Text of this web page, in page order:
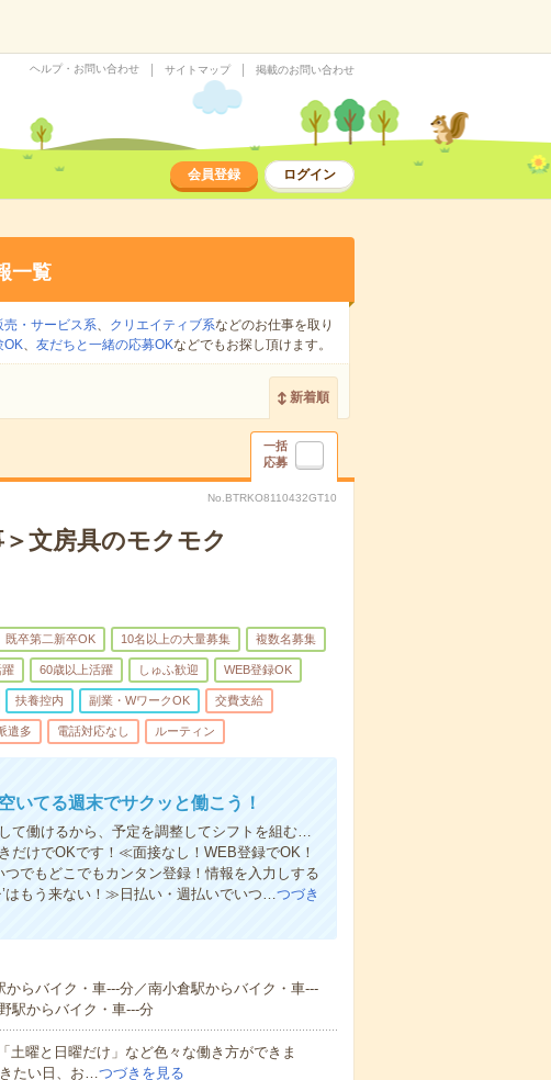
ヘルプ・お問い合わせ サイトマップ 掲載のお問い合わせ
会員登録 ログイン
一覧
売・サービス系、 クリエイティブ系などのお仕事を取り
OK、 友だちと一緒の応募OKなどでもお探し頂けます。
新着順
一括
応募
No.BTRKO8110432GT10
文房具のモクモク
既卒第二新卒OK 10名以上の大量募集 複数名募集
60歳以上活躍 しゅふ歓迎 WEB登録OK
扶養控内 副業・WワークOK 交費支給
遣多 電話対応なし ルーティン
いてる週末でサクッと働こう！
て働けるから、予定を調整してシフトを組む…
だけでOKです！≪面接なし！WEB登録でOK！
でもどこでもカンタン登録！情報を入力しする
はもう来ない！≫日払い・週払いでいつ…つづき
らバイク・車---分／南小倉駅からバイク・車---
駅からバイク・車---分
曜と日曜だけ」など色々な働き方ができま
たい日、お…つづきを見る